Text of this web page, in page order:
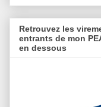
Retrouvez les
entrants de mon
en dessous